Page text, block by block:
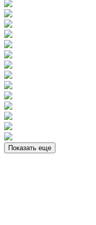
Показать еще